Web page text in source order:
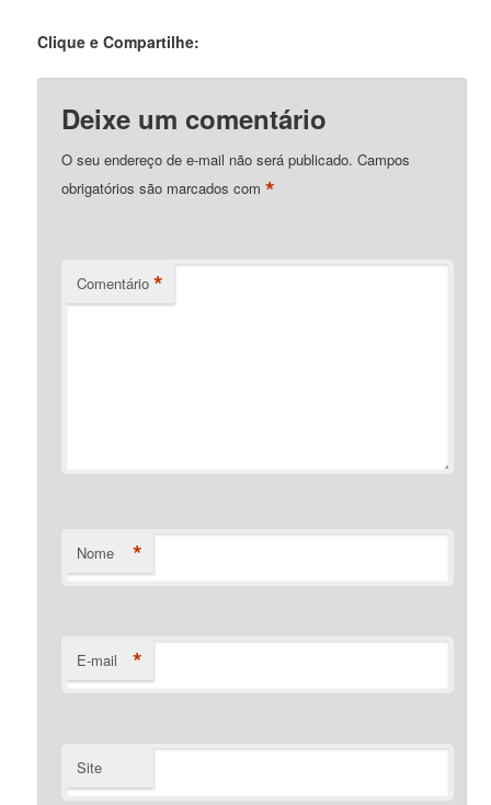
Clique e Compartilhe:
Deixe um comentário
O seu endereço de e-mail não será publicado. Campos
obrigatórios são marcados com*
Comentário *
Nome *
E-mail *
Site